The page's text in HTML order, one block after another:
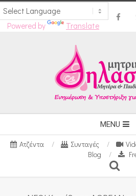
Powered by Translate
Navigation
Menu
MENU
Ατζέντα Συνταγές
Blog
Search